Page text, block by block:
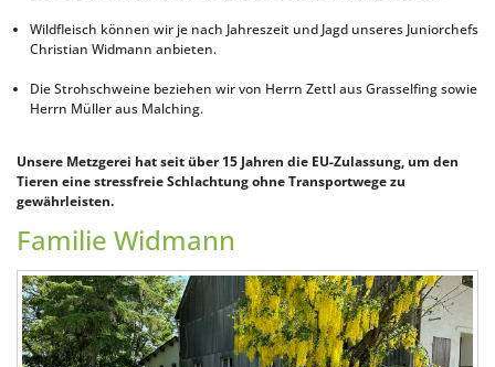
Wildfleisch können wir je nach Jahreszeit und Jagd unseres Juniorchefs
Christian Widmann anbieten.
Die Strohschweine beziehen wir von Herrn Zettl aus Grasselfing sowie
Herrn Müller aus Malching.
Unsere Metzgerei hat seit über 15 Jahren die EU-Zulassung, um den
Tieren eine stressfreie Schlachtung ohne Transportwege zu
gewährleisten.
Familie Widmann